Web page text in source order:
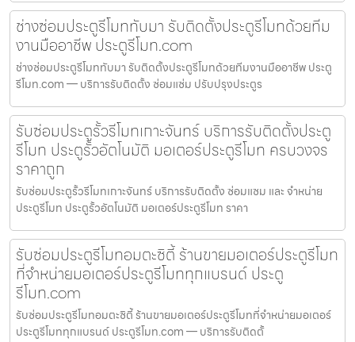
ช่างซ่อมประตูรีโมททับมา รับติดตั้งประตูรีโมทด้วยทีม
งานมืออาชีพ ประตูรีโมท.com
ช่างซ่อมประตูรีโมททับมา รับติดตั้งประตูรีโมทด้วยทีมงานมืออาชีพ ประตู
รีโมท.com — บริการรับติดตั้ง ซ่อมแซ่ม ปรับปรุงประตูร
รับซ่อมประตูรั้วรีโมทเกาะจันทร์ บริการรับติดตั้งประตู
รีโมท ประตูรั้วอัตโนมัติ มอเตอร์ประตูรีโมท ครบวงจร
ราคาถูก
รับซ่อมประตูรั้วรีโมทเกาะจันทร์ บริการรับติดตั้ง ซ่อมแซม และ จำหน่าย
ประตูรีโมท ประตูรั้วอัตโนมัติ มอเตอร์ประตูรีโมท ราคา
รับซ่อมประตูรีโมทอมตะซิตี้ ร้านขายมอเตอร์ประตูรีโมท
ที่จำหน่ายมอเตอร์ประตูรีโมททุกแบรนด์ ประตู
รีโมท.com
รับซ่อมประตูรีโมทอมตะซิตี้ ร้านขายมอเตอร์ประตูรีโมทที่จำหน่ายมอเตอร์
ประตูรีโมททุกแบรนด์ ประตูรีโมท.com — บริการรับติดตั้